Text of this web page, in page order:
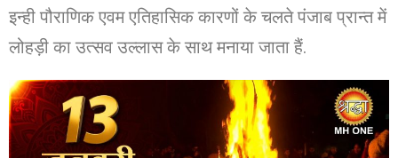
इन्ही पौराणिक एवम एतिहासिक कारणों के चलते पंजाब प्रान्त में
लोहड़ी का उत्सव उल्लास के साथ मनाया जाता हैं.